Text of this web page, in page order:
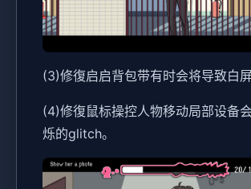
(3)修復启启背包带有时会将导致白
(4)修復鼠标操控人物移动局部设备
烁的glitch。